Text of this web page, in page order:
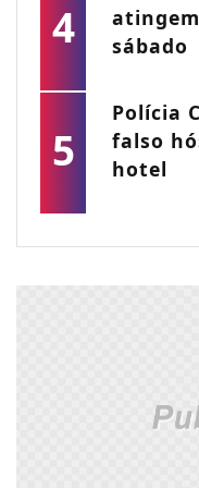
4
sábado
5
Polícia
falso
hotel